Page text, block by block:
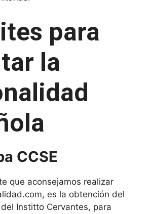
para
la
CCSE
que aconsejamos realizar
es la obtención del
del Institto Cervantes, para